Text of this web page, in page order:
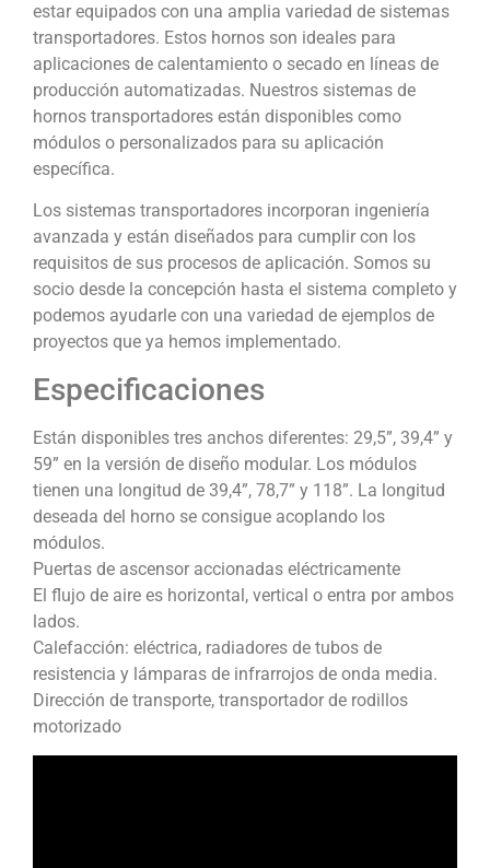
estar equipados con una amplia variedad de sistemas
transportadores. Estos hornos son ideales para
aplicaciones de calentamiento o secado en líneas de
producción automatizadas. Nuestros sistemas de
hornos transportadores están disponibles como
módulos o personalizados para su aplicación
específica.
Los sistemas transportadores incorporan ingeniería
avanzada y están diseñados para cumplir con los
requisitos de sus procesos de aplicación. Somos su
socio desde la concepción hasta el sistema completo y
podemos ayudarle con una variedad de ejemplos de
proyectos que ya hemos implementado.
Especificaciones
Están disponibles tres anchos diferentes: 29,5”, 39,4” y
59” en la versión de diseño modular. Los módulos
tienen una longitud de 39,4”, 78,7” y 118”. La longitud
deseada del horno se consigue acoplando los
módulos.
Puertas de ascensor accionadas eléctricamente
El flujo de aire es horizontal, vertical o entra por ambos
lados.
Calefacción: eléctrica, radiadores de tubos de
resistencia y lámparas de infrarrojos de onda media.
Dirección de transporte, transportador de rodillos
motorizado